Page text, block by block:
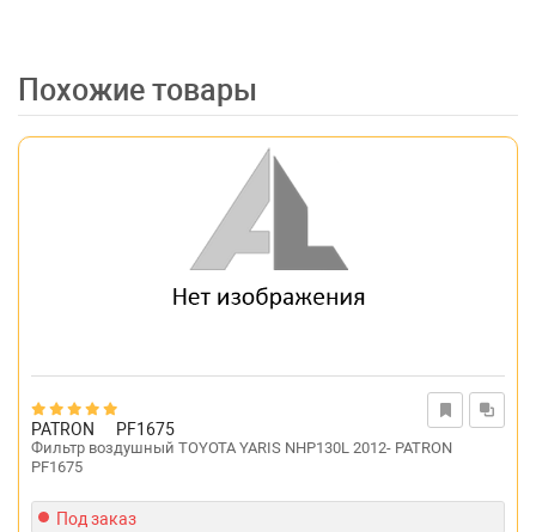
Похожие товары
PATRON PF1675
Фильтр воздушный TOYOTA YARIS NHP130L 2012- PATRON
PF1675
Под заказ